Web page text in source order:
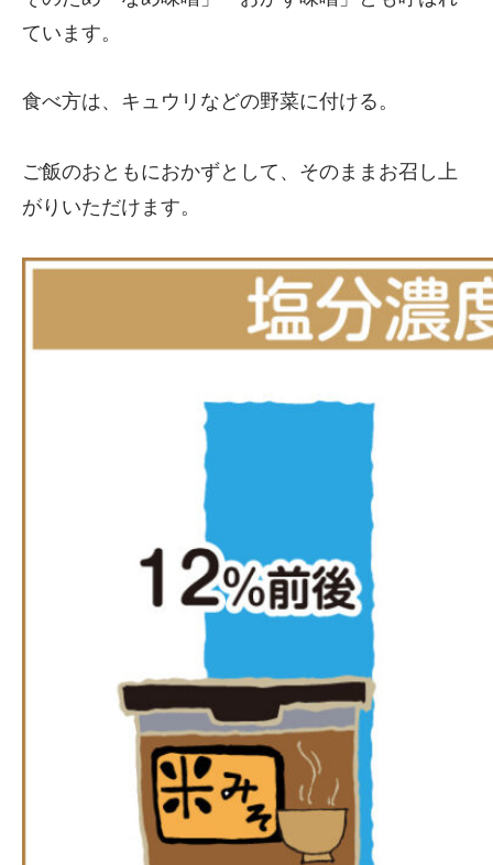
ています。
食べ方は、キュウリなどの野菜に付ける。
ご飯のおともにおかずとして、そのままお召し上
がりいただけます。